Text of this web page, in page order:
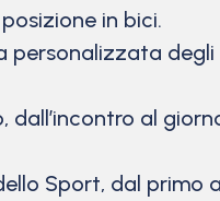
in bici.
personalizzata degli
al
Sport, dal primo